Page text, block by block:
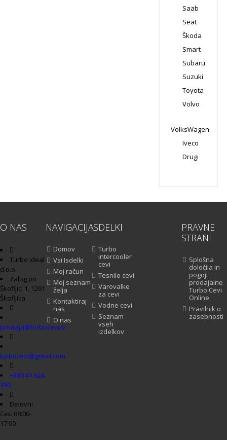
Saab
Seat
Škoda
Smart
Subaru
Suzuki
Toyota
Volvo
VolksWagen
Iveco
Drugi
O NAS
Turbo Ideal
d.o.o.
Zalog pri
Škofljici 1, 1291
Škofljica
prodaja@turbocevi.si
turbocevi@gmail.com
+386 41 624
390
Delovni
čas: 08:00-
17:00
NAVIGACIJA
Domov
Vsi Isdelki
Moj račun
Moj seznam
želja
Kontaktiraj
nas
O nas
ISDELKI
Turbo
intercooler
cevi
Tesnilo cevi
Varovalke
za cevi
Vodne cevi
Seznam
vseh
izdelkov
PRAVNE
STRANI
Splošna
določila in
pogoji
prodajalne
Turbo Cevi
Online
Pravilnik o
zasebnosti